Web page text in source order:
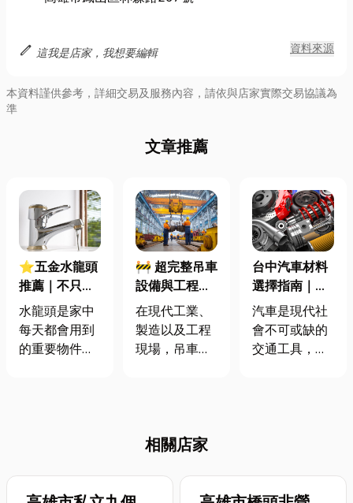
edit 這我是店家，我想要編輯 資料來源
本資料謹供參考，詳細交易及服務內容，請依與店家實際交易協議為
準
文章推薦
⭐五金水龍頭
推薦｜不只美
觀，更要健
康！選對水龍
頭，從源頭守
水龍頭是家中
每天都會用到
的重要物件，
發出惱人的聲
🚧 超完整吊車
設備與工程介
紹：從選型到
應用教你看懂
起重設備世界
在現代工業、
製造以及工程
現場，吊車早
默無聞，但卻
搬運和吊掛作
台中汽車材料
選擇指南｜安
全、效率、性
能與環保兼顧
汽車是現代社
會不可或缺的
交通工具，看
金、塑膠與複
相關店家